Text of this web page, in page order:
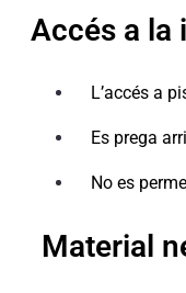
Accés a la
L’accés a
Es prega
No es
Material